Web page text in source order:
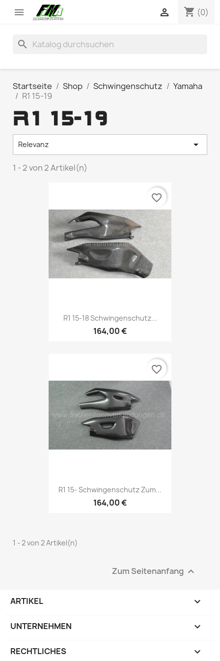
 shopping_cart (0)

search
Startseite Shop Schwingenschutz
Yamaha
R1 15-19
R1 15-19
Relevanz 
1 - 2 von 2 Artikel(n)
R1 15-18 Schwingenschutz...
164,00 €
favorite_border
R1 15- Schwingenschutz Zum...
164,00 €
favorite_border
1 - 2 von 2 Artikel(n)
Zum Seitenanfang 
ARTIKEL 
UNTERNEHMEN 
RECHTLICHES 